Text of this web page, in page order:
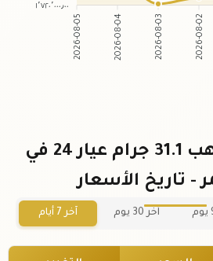
١٬٧٢٠٬٠٠٠٫٠٠
2026-08-05 2026-08-04 2026-08-03 2026-08-02
سعر سبيكة ذهب 31.1 جرام عيار 24 في
- تاريخ الأسعار
آخر 30 يوم آخر 7 أيام